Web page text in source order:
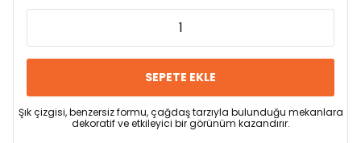
SEPETE EKLE
Şık çizgisi, benzersiz formu, çağdaş tarzıyla bulunduğu mekanlara
dekoratif ve etkileyici bir görünüm kazandırır.